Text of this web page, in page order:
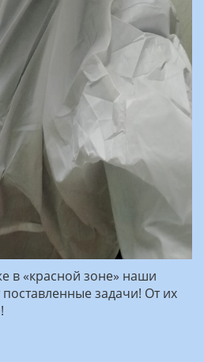
в «красной зоне» наши
задачи! От их